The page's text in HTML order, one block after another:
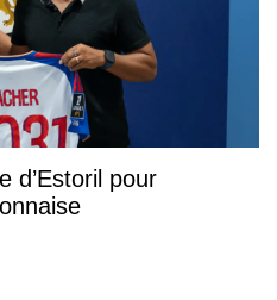
d’Estoril pour